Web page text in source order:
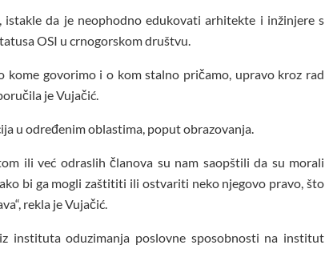
da je neophodno edukovati arhitekte i inžinjere s
OSI u crnogorskom društvu.
kome govorimo i o kom stalno pričamo, upravo kroz rad
je Vujačić.
u određenim oblastima, poput obrazovanja.
ili već odraslih članova su nam saopštili da su morali
bi ga mogli zaštititi ili ostvariti neko njegovo pravo, što
rekla je Vujačić.
instituta oduzimanja poslovne sposobnosti na institut